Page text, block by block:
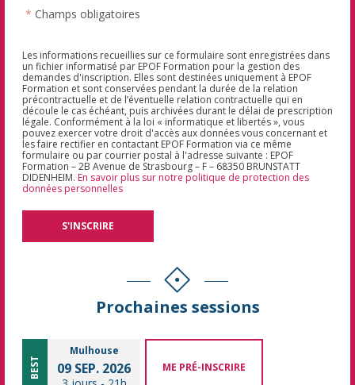
* Champs obligatoires
Les informations recueillies sur ce formulaire sont enregistrées dans
un fichier informatisé par EPOF Formation pour la gestion des
demandes d'inscription. Elles sont destinées uniquement à EPOF
Formation et sont conservées pendant la durée de la relation
précontractuelle et de l’éventuelle relation contractuelle qui en
découle le cas échéant, puis archivées durant le délai de prescription
légale. Conformément à la loi « informatique et libertés », vous
pouvez exercer votre droit d'accès aux données vous concernant et
les faire rectifier en contactant EPOF Formation via ce même
formulaire ou par courrier postal à l'adresse suivante : EPOF
Formation – 2B Avenue de Strasbourg – F – 68350 BRUNSTATT
DIDENHEIM. En savoir plus sur notre politique de protection des
données personnelles
Prochaines sessions
BEST
Mulhouse
09 SEP. 2026 ME PRÉ-INSCRIRE